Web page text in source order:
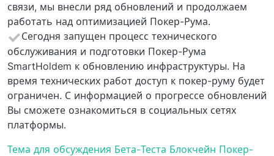
связи, мы внесли ряд обновлений и продолжаем
работать над оптимизацией Покер-Рума.
Сегодня запущен процесс технического
обслуживания и подготовки Покер-Рума
SmartHoldem к обновлению инфраструктуры. На
время технических работ доступ к покер-руму будет
ограничен. С информацией о прогрессе обновлений
Вы сможете ознакомиться в социальных сетях
платформы.
Тема для обсуждения Бета-Теста Блокчейн Покер-